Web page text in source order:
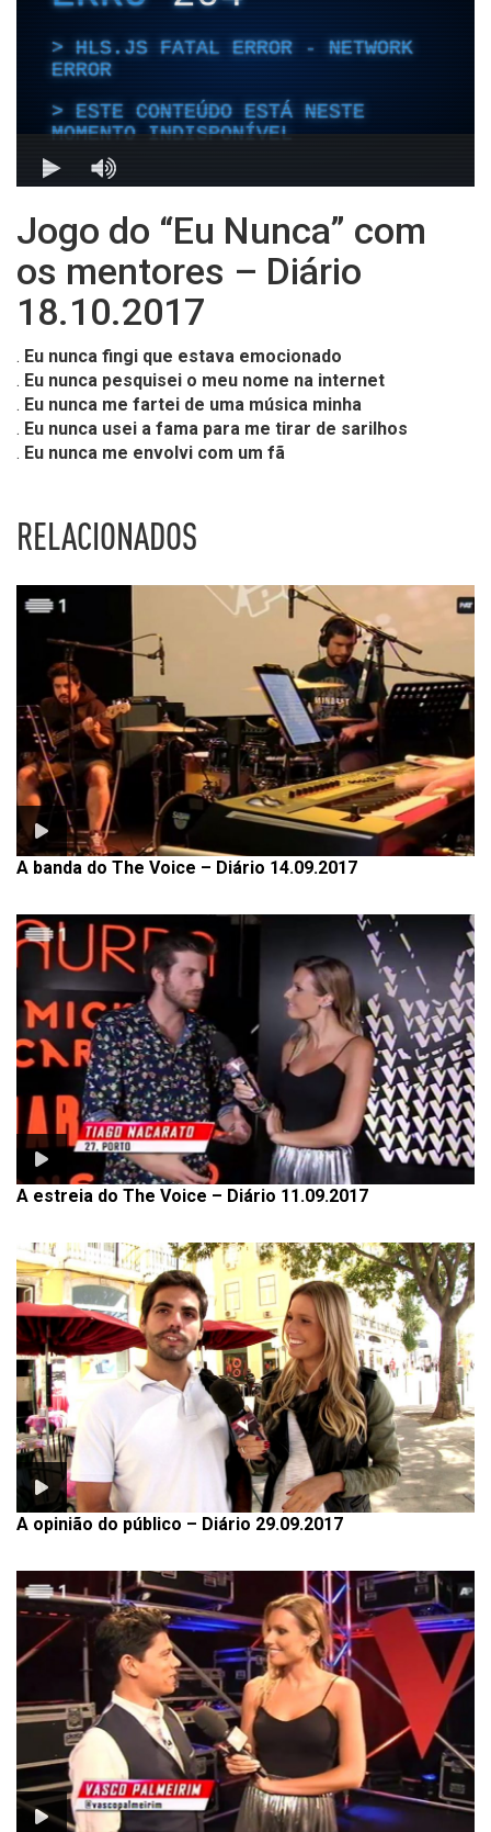
Jogo do “Eu Nunca” com
os mentores – Diário
18.10.2017
. Eu nunca fingi que estava emocionado
. Eu nunca pesquisei o meu nome na internet
. Eu nunca me fartei de uma música minha
. Eu nunca usei a fama para me tirar de sarilhos
. Eu nunca me envolvi com um fã
RELACIONADOS
A banda do The Voice – Diário 14.09.2017
A estreia do The Voice – Diário 11.09.2017
A opinião do público – Diário 29.09.2017